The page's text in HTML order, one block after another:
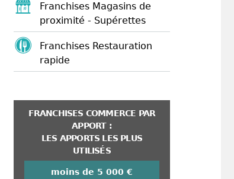
Franchises Magasins de
proximité - Supérettes
Franchises Restauration
rapide
FRANCHISES COMMERCE PAR
APPORT :
LES APPORTS LES PLUS
UTILISÉS
moins de 5 000 €